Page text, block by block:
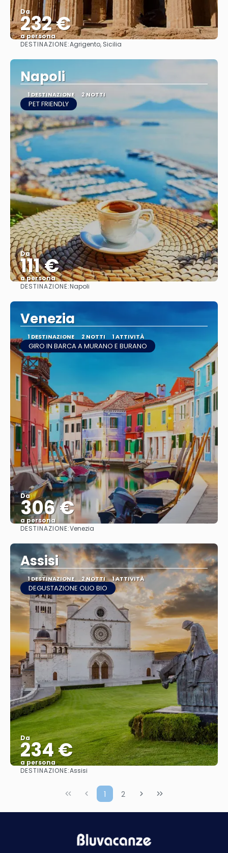
Da
232 €
a persona
Vedere
DESTINAZIONE:Agrigento, Sicilia
Napoli
1 DESTINAZIONE 2 NOTTI
PET FRIENDLY
Da
111 €
a persona
DESTINAZIONE:Napoli
Venezia
1 DESTINAZIONE 2 NOTTI 1 ATTIVITÀ
GIRO IN BARCA A MURANO E BURANO
Da
306 €
a persona
DESTINAZIONE:Venezia
Assisi
1 DESTINAZIONE 2 NOTTI 1 ATTIVITÀ
DEGUSTAZIONE OLIO BIO
Da
234 €
a persona
DESTINAZIONE:Assisi
1 2